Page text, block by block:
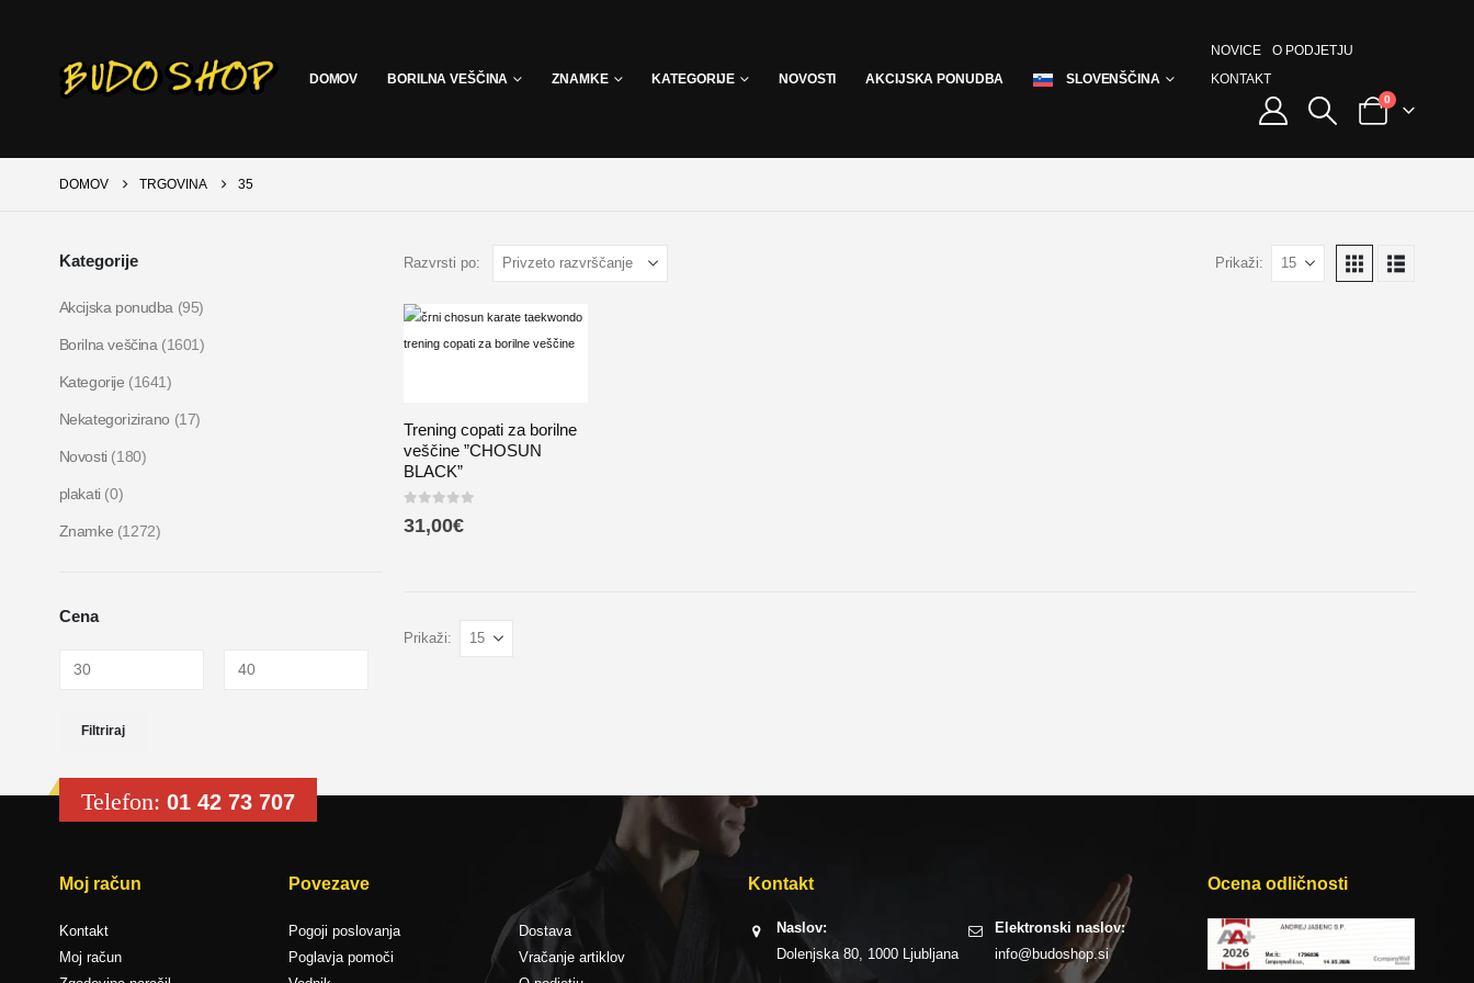
DOMOV BORILNA VEŠČINA ZNAMKE KATEGORIJE NOVOSTI AKCIJSKA PONUDBA SLOVENŠČINA
NOVICE
O PODJETJU
KONTAKT
0
DOMOV TRGOVINA 35
Razvrsti po: Prikaži:
Trening copati za borilne
veščine ”CHOSUN
BLACK”
31,00€
Prikaži:
Kategorije
Akcijska ponudba (95)
Borilna veščina (1601)
Kategorije (1641)
Nekategorizirano (17)
Novosti (180)
plakati (0)
Znamke (1272)
Cena
Filtriraj
Telefon: 01 42 73 707
Moj račun
Kontakt
Moj račun
Povezave
Pogoji poslovanja
Poglavja pomoči
Dostava
Vračanje artiklov
Kontakt
Naslov:
Dolenjska 80, 1000 Ljubljana
Elektronski naslov:
info@budoshop.si
Ocena odličnosti